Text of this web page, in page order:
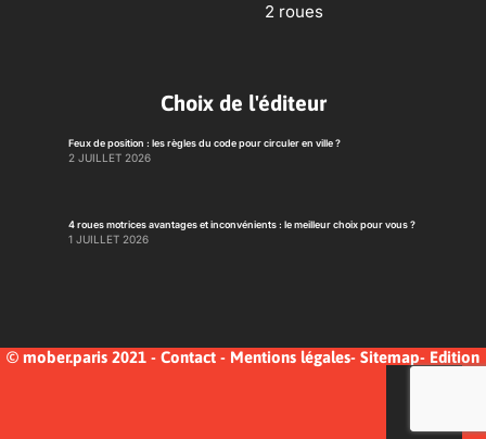
2 roues
Choix de l'éditeur
Feux de position : les règles du code pour circuler en ville ?
2 JUILLET 2026
4 roues motrices avantages et inconvénients : le meilleur choix pour vous ?
1 JUILLET 2026
© mober.paris 2021 - Contact - Mentions légales- Sitemap- Edition